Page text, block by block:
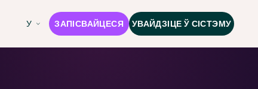
У ЗАПІСВАЙЦЕСЯ УВАЙДЗІЦЕ Ў СІСТЭМУ